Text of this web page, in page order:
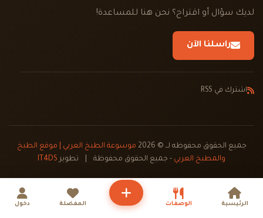
لديك سؤال أو اقتراح؟ نحن هنا للمساعدة!
راسلنا الآن
اشترك في RSS
جميع الحقوق محفوظه لــ © 2026
موسوعة الطبخ العربي | موقع الطبخ
والمطبخ العربي - جميع الحقوق محفوظة تطوير IT4DS
الرئيسية الوصفات المفضلة دخول